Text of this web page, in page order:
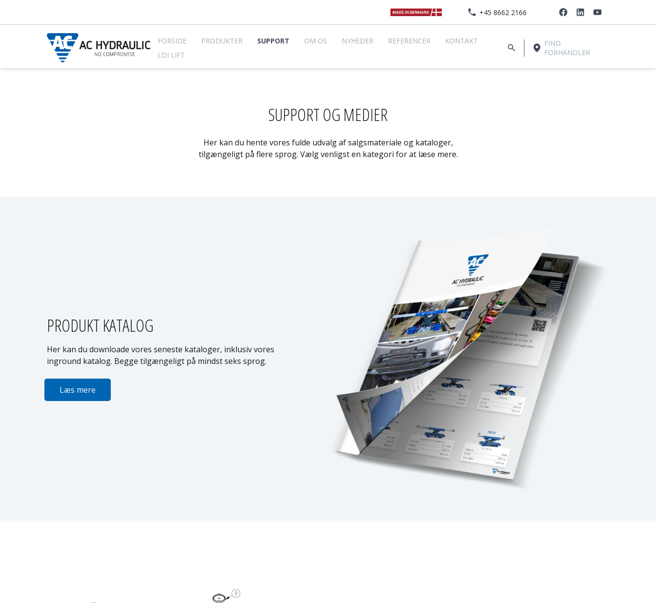
+45 8662 2166
FORSIDE PRODUKTER SUPPORT OM OS NYHEDER REFERENCER
KONTAKT
LDI LIFT
FIND
FORHANDLER
SUPPORT OG MEDIER
Her kan du hente vores fulde udvalg af salgsmateriale og kataloger,
tilgængeligt på flere sprog. Vælg venligst en kategori for at læse mere.
PRODUKT KATALOG
Her kan du downloade vores seneste kataloger, inklusiv vores
inground katalog. Begge tilgængeligt på mindst seks sprog.
Læs mere